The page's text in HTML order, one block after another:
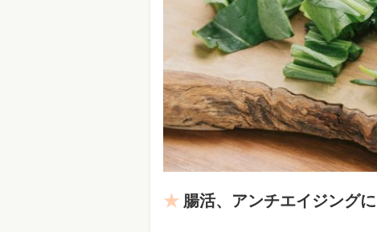
腸活、アンチエイジングに